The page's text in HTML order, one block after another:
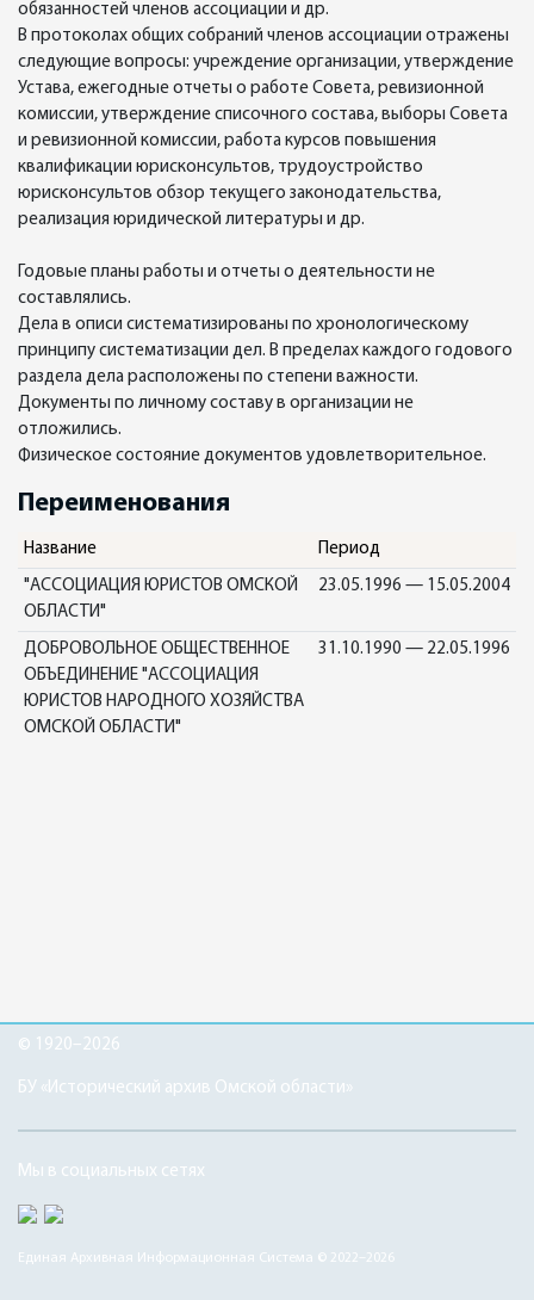
обязанностей членов ассоциации и др.
В протоколах общих собраний членов ассоциации отражены
следующие вопросы: учреждение организации, утверждение
Устава, ежегодные отчеты о работе Совета, ревизионной
комиссии, утверждение списочного состава, выборы Совета
и ревизионной комиссии, работа курсов повышения
квалификации юрисконсультов, трудоустройство
юрисконсультов обзор текущего законодательства,
реализация юридической литературы и др.
Годовые планы работы и отчеты о деятельности не
составлялись.
Дела в описи систематизированы по хронологическому
принципу систематизации дел. В пределах каждого годового
раздела дела расположены по степени важности.
Документы по личному составу в организации не
отложились.
Физическое состояние документов удовлетворительное.
Переименования
Название Период
"АССОЦИАЦИЯ ЮРИСТОВ ОМСКОЙ
ОБЛАСТИ"
23.05.1996 — 15.05.2004
ДОБРОВОЛЬНОЕ ОБЩЕСТВЕННОЕ
ОБЪЕДИНЕНИЕ "АССОЦИАЦИЯ
ЮРИСТОВ НАРОДНОГО ХОЗЯЙСТВА
ОМСКОЙ ОБЛАСТИ"
31.10.1990 — 22.05.1996
© 1920–2026
БУ «Исторический архив Омской области»
Мы в социальных сетях
Единая Архивная Информационная Система © 2022–2026